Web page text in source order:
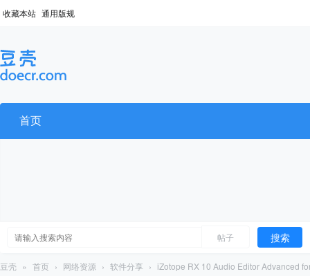
收藏本站 通用版规
首页
帖子 搜索
豆壳 » 首页 › 网络资源 › 软件分享 › iZotope RX 10 Audio Editor Advanced